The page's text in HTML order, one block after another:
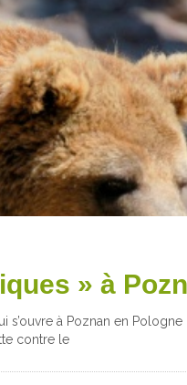
» à
s’ouvre à Poznan en
contre le